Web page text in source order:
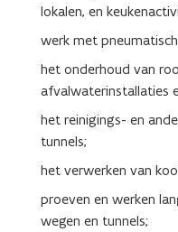
lokalen, en
werk met
het onderhoud van
afvalwaterinstallaties
het reinigings- en
tunnels;
het verwerken van
proeven en werken
wegen en tunnels;